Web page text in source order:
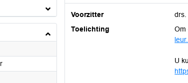
2023
Voorzitter
drs.
Toelichting
Om
U